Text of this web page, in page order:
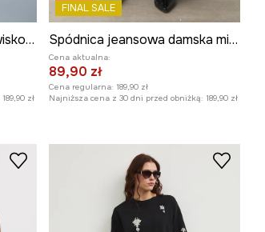
Spódnica damska maxi z wiskozy w kwiaty
189,90 zł
FINAL SALE
Spódnica jeansowa damska midi z lyocellu
Cena aktualna:
89,90 zł
Cena regularna: 189,90 zł
Najniższa cena z 30 dni przed obniżką: 189,90 zł